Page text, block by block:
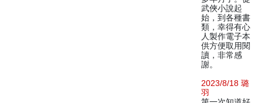
武俠小說起
始，到各種書
類，幸得有心
人製作電子本
供方便取用閱
讀，非常感
謝。
2023/8/18 璐
羽